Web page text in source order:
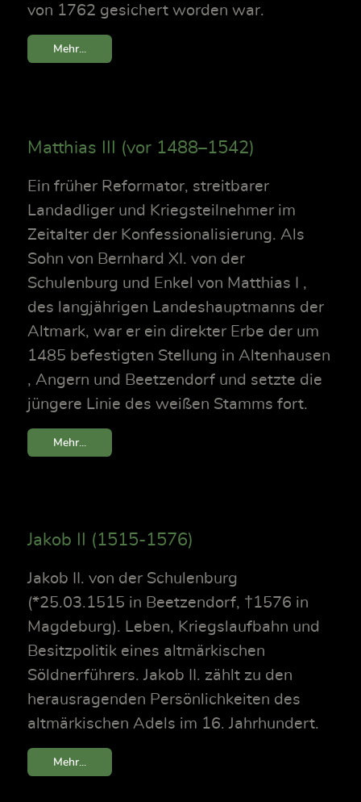
von 1762 gesichert worden war.
Mehr...
Matthias III (vor 1488–1542)
Ein früher Reformator, streitbarer
Landadliger und Kriegsteilnehmer im
Zeitalter der Konfessionalisierung. Als
Sohn von Bernhard XI. von der
Schulenburg und Enkel von Matthias I ,
des langjährigen Landeshauptmanns der
Altmark, war er ein direkter Erbe der um
1485 befestigten Stellung in Altenhausen
, Angern und Beetzendorf und setzte die
jüngere Linie des weißen Stamms fort.
Mehr...
Jakob II (1515-1576)
Jakob II. von der Schulenburg
(*25.03.1515 in Beetzendorf, †1576 in
Magdeburg). Leben, Kriegslaufbahn und
Besitzpolitik eines altmärkischen
Söldnerführers. Jakob II. zählt zu den
herausragenden Persönlichkeiten des
altmärkischen Adels im 16. Jahrhundert.
Mehr...